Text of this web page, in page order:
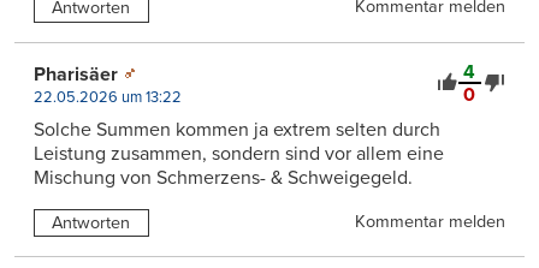
Antworten Kommentar melden
4
0
Pharisäer
22.05.2026 um 13:22
Solche Summen kommen ja extrem selten durch
Leistung zusammen, sondern sind vor allem eine
Mischung von Schmerzens- & Schweigegeld.
Antworten Kommentar melden